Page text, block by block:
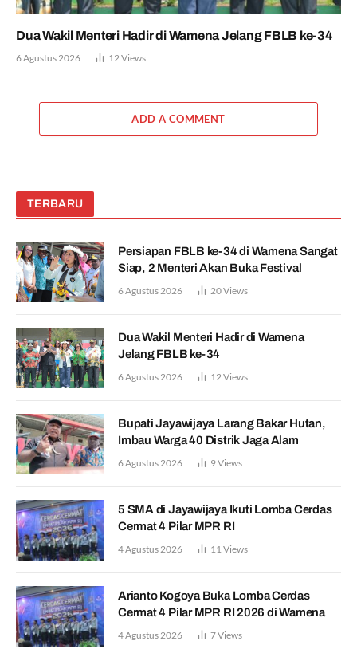
Dua Wakil Menteri Hadir di Wamena Jelang FBLB ke-34
6 Agustus 2026 12 Views
ADD A COMMENT
TERBARU
Persiapan FBLB ke-34 di Wamena Sangat
Siap, 2 Menteri Akan Buka Festival
6 Agustus 2026 20Views
Dua Wakil Menteri Hadir di Wamena
Jelang FBLB ke-34
6 Agustus 2026 12 Views
Bupati Jayawijaya Larang Bakar Hutan,
Imbau Warga 40 Distrik Jaga Alam
6 Agustus 2026 9Views
5 SMA di Jayawijaya Ikuti Lomba Cerdas
Cermat 4 Pilar MPR RI
4 Agustus 2026 11 Views
Arianto Kogoya Buka Lomba Cerdas
Cermat 4 Pilar MPR RI 2026 di Wamena
4 Agustus 2026 7Views